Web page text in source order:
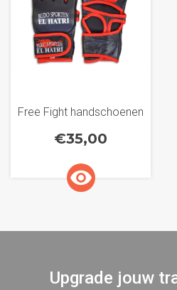
Free Fight handschoenen
€35,00
Upgrade jouw